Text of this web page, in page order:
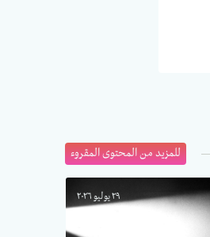
للمزيد من المحتوى المقروء
٢٩ يوليو ٢٠٢٦